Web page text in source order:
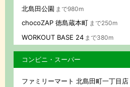
北島田公園 まで980m
chocoZAP 徳島蔵本町 まで250m
WORKOUT BASE 24 まで380m
コンビニ・スーパー
ファミリーマート 北島田町一丁目店